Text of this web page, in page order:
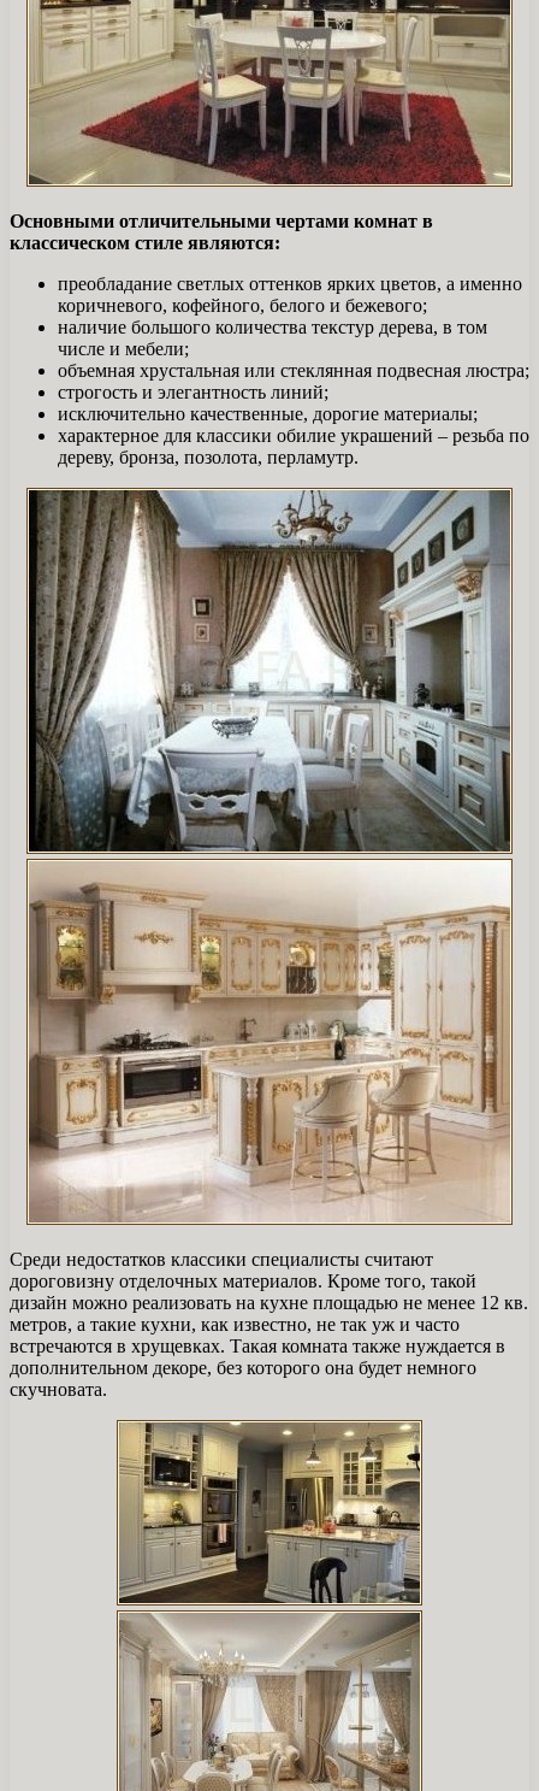
Основными отличительными чертами комнат в
классическом стиле являются:
преобладание светлых оттенков ярких цветов, а именно
коричневого, кофейного, белого и бежевого;
наличие большого количества текстур дерева, в том
числе и мебели;
объемная хрустальная или стеклянная подвесная люстра;
строгость и элегантность линий;
исключительно качественные, дорогие материалы;
характерное для классики обилие украшений – резьба по
дереву, бронза, позолота, перламутр.
Среди недостатков классики специалисты считают
дороговизну отделочных материалов. Кроме того, такой
дизайн можно реализовать на кухне площадью не менее 12 кв.
метров, а такие кухни, как известно, не так уж и часто
встречаются в хрущевках. Такая комната также нуждается в
дополнительном декоре, без которого она будет немного
скучновата.